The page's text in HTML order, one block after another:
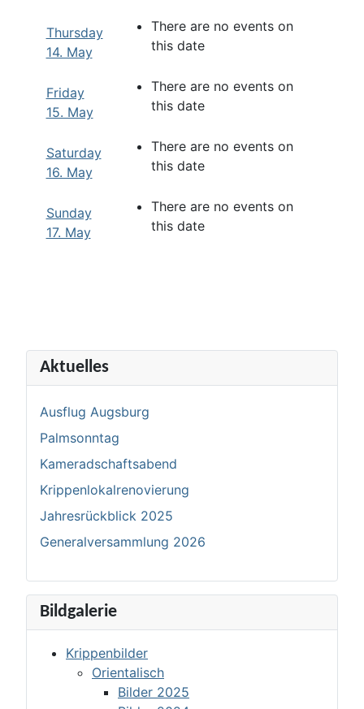
Aktuelles
Ausflug Augsburg
Palmsonntag
Kameradschaftsabend
Krippenlokalrenovierung
Jahresrückblick 2025
Generalversammlung 2026
Bildgalerie
Krippenbilder
Orientalisch
Bilder 2025
Thursday
14. May
There are no events on
this date
Friday
15. May
There are no events on
this date
Saturday
16. May
There are no events on
this date
Sunday
17. May
There are no events on
this date